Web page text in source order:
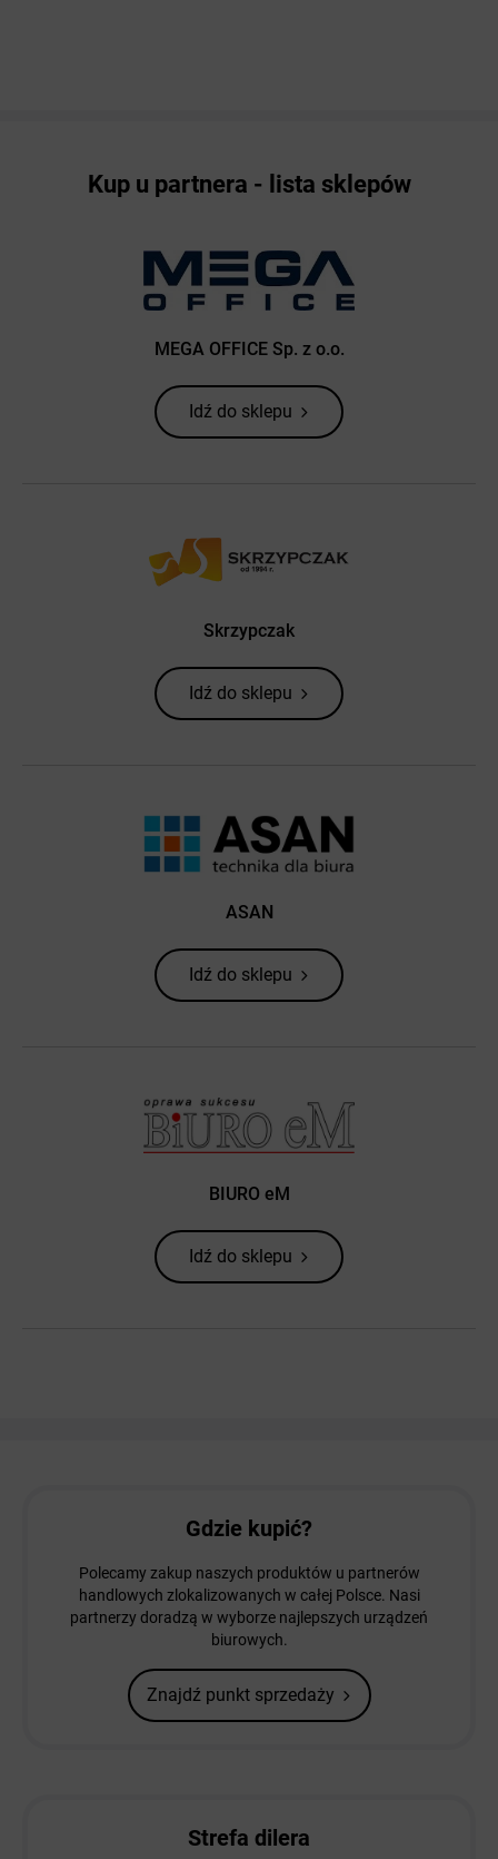
Kup u partnera - lista sklepów
MEGA OFFICE Sp. z o.o.
Idź do sklepu
Skrzypczak
Idź do sklepu
ASAN
Idź do sklepu
BIURO eM
Idź do sklepu
Gdzie kupić?
Polecamy zakup naszych produktów u partnerów
handlowych zlokalizowanych w całej Polsce. Nasi
partnerzy doradzą w wyborze najlepszych urządzeń
biurowych.
Znajdź punkt sprzedaży
Strefa dilera